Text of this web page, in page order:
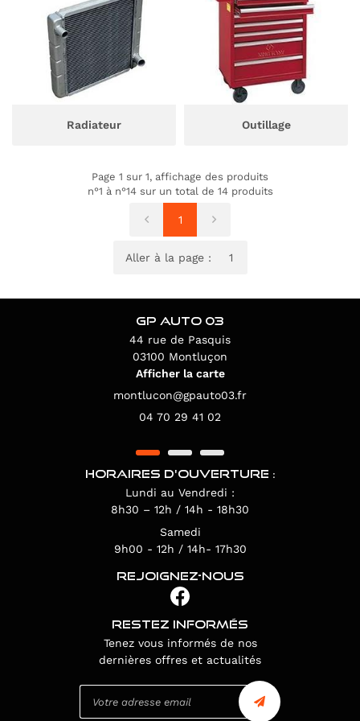
Radiateur Outillage
Page 1 sur 1, affichage des produits
n°1 à n°14 sur un total de 14produits
1
Aller à la page :
GP AUTO 03
44 rue de Pasquis
03100 Montluçon
Afficher la carte
04 70 29 41 02
HORAIRES D'OUVERTURE :
Lundi au Vendredi :
8h30 – 12h / 14h - 18h30
Samedi
9h00 - 12h / 14h- 17h30
REJOIGNEZ-NOUS
RESTEZ INFORMÉS
Tenez vous informés de nos
dernières offres et actualités